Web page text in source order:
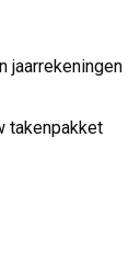
jaarrekeningen
takenpakket